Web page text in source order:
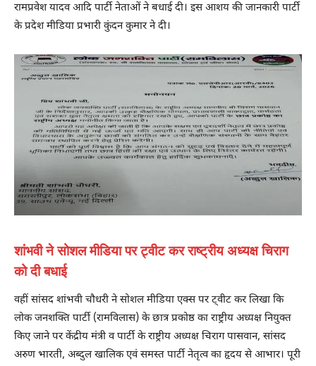
रामप्रवेश यादव आदि पार्टी नेताओं ने बधाई दी। इस आशय की जानकारी पार्टी
के प्रदेश मीडिया प्रभारी कुंदन कुमार ने दी।
शांभवी ने सोशल मीडिया पर ट्वीट कर राष्ट्रीय अध्यक्ष चिराग
को दी बधाई
वहीं सांसद शांभवी चौधरी ने सोशल मीडिया एक्स पर ट्वीट कर लिखा कि
लोक जनशक्ति पार्टी (रामविलास) के छात्र प्रकोष्ठ का राष्ट्रीय अध्यक्ष नियुक्त
किए जाने पर केंद्रीय मंत्री व पार्टी के राष्ट्रीय अध्यक्ष चिराग पासवान, सांसद
अरुण भारती, अब्दुल खालिक एवं समस्त पार्टी नेतृत्व का हृदय से आभार। पूरी